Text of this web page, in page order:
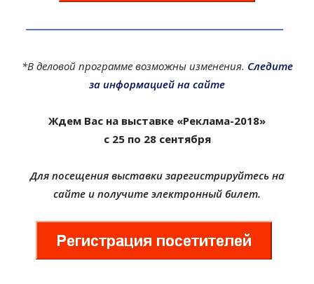
*В деловой программе возможны изменения. Следите
за информацией на сайте
Ждем Вас на выставке «Реклама-2018»
с 25 по 28 сентября
Для посещения выставки зарегистрируйтесь на
сайте и получите электронный билет.